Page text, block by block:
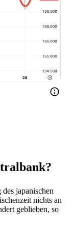
japanischen
nichts an
geblieben, so